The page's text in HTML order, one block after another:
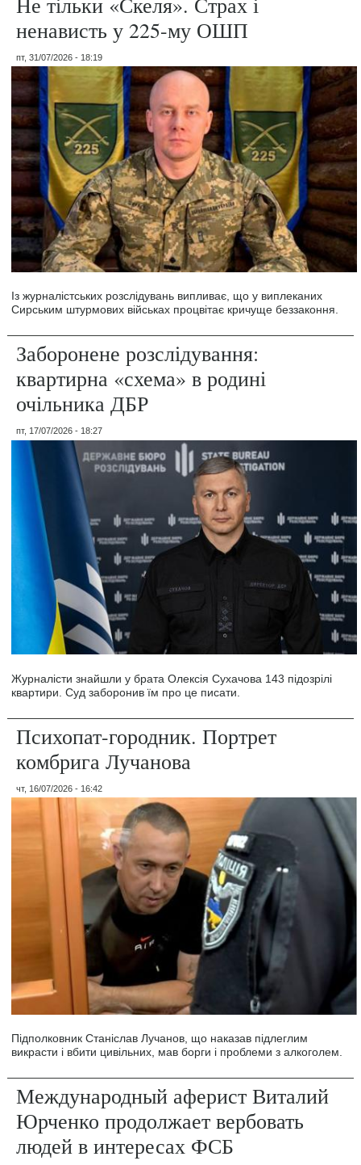
ненависть у 225-му ОШП
пт, 31/07/2026 - 18:19
Із журналістських розслідувань випливає, що у виплеканих
Сирським штурмових військах процвітає кричуще беззаконня.
Заборонене розслідування:
квартирна «схема» в родині
очільника ДБР
пт, 17/07/2026 - 18:27
Журналісти знайшли у брата Олексія Сухачова 143 підозрілі
квартири. Суд заборонив їм про це писати.
Психопат-городник. Портрет
комбрига Лучанова
чт, 16/07/2026 - 16:42
Підполковник Станіслав Лучанов, що наказав підлеглим
викрасти і вбити цивільних, мав борги і проблеми з алкоголем.
Международный аферист Виталий
Юрченко продолжает вербовать
людей в интересах ФСБ